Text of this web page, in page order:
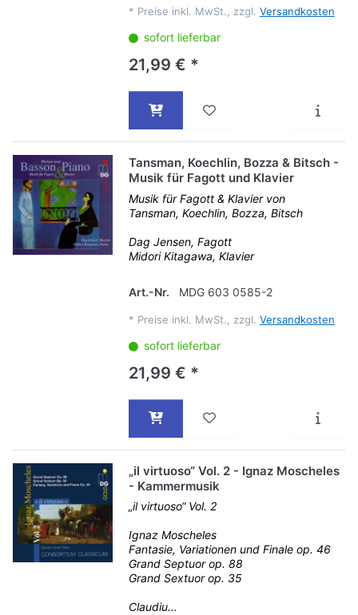
* Preise inkl. MwSt., zzgl. Versandkosten
sofort lieferbar
21,99 € *
Tansman, Koechlin, Bozza & Bitsch -
Musik für Fagott und Klavier
Musik für Fagott & Klavier von
Tansman, Koechlin, Bozza, Bitsch
Dag Jensen, Fagott
Midori Kitagawa, Klavier
Art.-Nr. MDG 603 0585-2
* Preise inkl. MwSt., zzgl. Versandkosten
sofort lieferbar
21,99 € *
„il virtuoso“ Vol. 2 - Ignaz Moscheles
- Kammermusik
„il virtuoso“ Vol. 2
Ignaz Moscheles
Fantasie, Variationen und Finale op. 46
Grand Septuor op. 88
Grand Sextuor op. 35
Claudiu...